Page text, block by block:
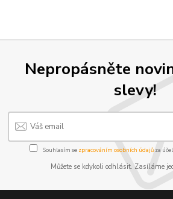
Nepropásněte
slevy!
Souhlasím se zpracováním osobních údajůza
Můžete se kdykoli odhlásit. Zasíláme